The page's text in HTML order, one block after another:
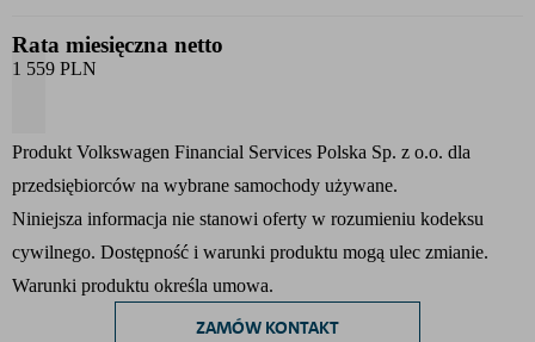
Rata miesięczna netto
1 559 PLN
Produkt Volkswagen Financial Services Polska Sp. z o.o. dla
przedsiębiorców na wybrane samochody używane.
Niniejsza informacja nie stanowi oferty w rozumieniu kodeksu
cywilnego. Dostępność i warunki produktu mogą ulec zmianie.
Warunki produktu określa umowa.
ZAMÓW KONTAKT